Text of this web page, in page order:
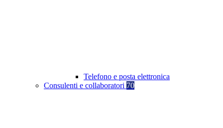
Telefono e posta elettronica
Consulenti e collaboratori 70